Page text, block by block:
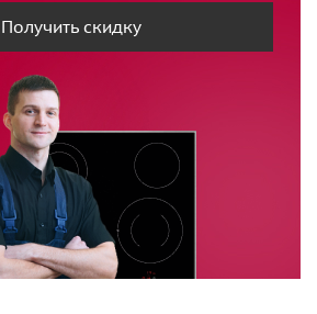
Получить скидку